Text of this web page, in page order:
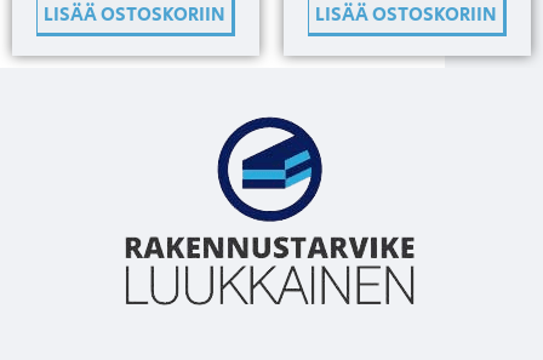
LISÄÄ OSTOSKORIIN LISÄÄ OSTOSKORIIN